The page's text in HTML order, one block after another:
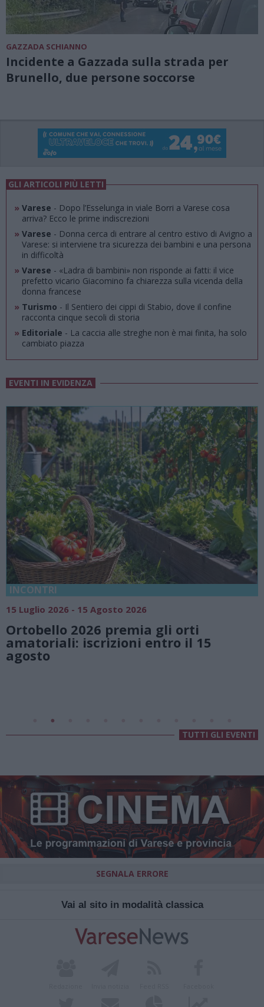
GAZZADA SCHIANNO
Incidente a Gazzada sulla strada per
Brunello, due persone soccorse
GLI ARTICOLI PIÙ LETTI
» Varese - Dopo l’Esselunga in viale Borri a Varese cosa
arriva? Ecco le prime indiscrezioni
» Varese - Donna cerca di entrare al centro estivo di Avigno a
Varese: si interviene tra sicurezza dei bambini e una persona
in difficoltà
» Varese - «Ladra di bambini» non risponde ai fatti: il vice
prefetto vicario Giacomino fa chiarezza sulla vicenda della
donna francese
» Turismo - Il Sentiero dei cippi di Stabio, dove il confine
racconta cinque secoli di storia
» Editoriale - La caccia alle streghe non è mai finita, ha solo
cambiato piazza
EVENTI IN EVIDENZA
18 Luglio 2026 - 15 Agosto 2026
Vivi l’estate a Villa Fogazzaro
natura e atmosfere senza
Lago di Lugano
TUTTI GLI EVENTI
SEGNALA ERRORE
Vai al sito in modalità classica